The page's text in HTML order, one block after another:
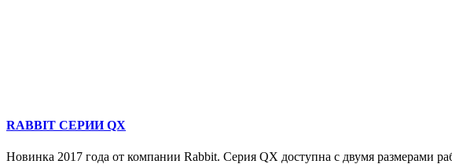
RABBIT СЕРИИ QX
Новинка 2017 года от компании Rabbit. Серия QX доступна с двумя размерами